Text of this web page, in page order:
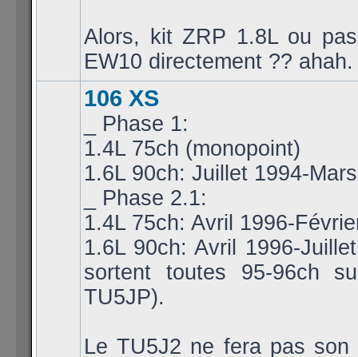
Alors, kit ZRP 1.8L ou
EW10 directement ?? ahah.
106 XS
_ Phase 1:
1.4L 75ch (monopoint)
1.6L 90ch: Juillet 1994-
_ Phase 2.1:
1.4L 75ch: Avril 1996-
1.6L 90ch: Avril 1996-
sortent toutes 95-96ch
TU5JP).
Le TU5J2 ne fera pas son